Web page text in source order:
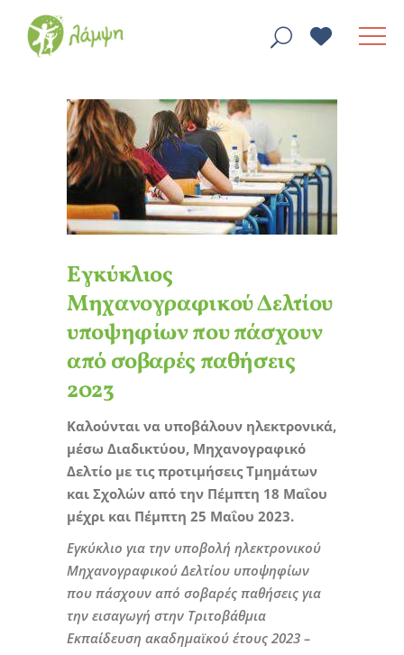
Εγκύκλιος
Μηχανογραφικού Δελτίου
υποψηφίων που πάσχουν
από σοβαρές παθήσεις
2023
Καλούνται να υποβάλουν ηλεκτρονικά,
μέσω Διαδικτύου, Μηχανογραφικό
Δελτίο με τις προτιμήσεις Τμημάτων
και Σχολών από την Πέμπτη 18 Μαΐου
μέχρι και Πέμπτη 25 Μαΐου 2023.
Εγκύκλιο για την υποβολή ηλεκτρονικού
Μηχανογραφικού Δελτίου υποψηφίων
που πάσχουν από σοβαρές παθήσεις για
την εισαγωγή στην Τριτοβάθμια
Εκπαίδευση ακαδημαϊκού έτους 2023 –